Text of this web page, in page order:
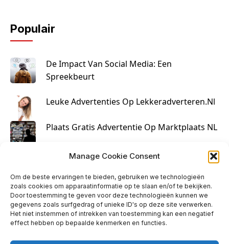
Manage Cookie Consent
Om de beste ervaringen te bieden, gebruiken we technologieën
zoals cookies om apparaatinformatie op te slaan en/of te bekijken.
Door toestemming te geven voor deze technologieën kunnen we
gegevens zoals surfgedrag of unieke ID's op deze site verwerken.
Het niet instemmen of intrekken van toestemming kan een negatief
effect hebben op bepaalde kenmerken en functies.
Populair
De Impact Van Social Media: Een
Spreekbeurt
Leuke Advertenties Op Lekkeradverteren.nl
Plaats Gratis Advertentie Op Marktplaats NL
Kruisbestuiving Voor Succesvolle Marketing